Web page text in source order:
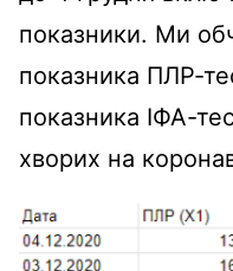
показники. Ми
показника ПЛР-
показника ІФА-
хворих на